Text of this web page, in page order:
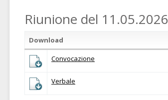
Riunione del 11.05.2026
Download
Convocazione
Verbale